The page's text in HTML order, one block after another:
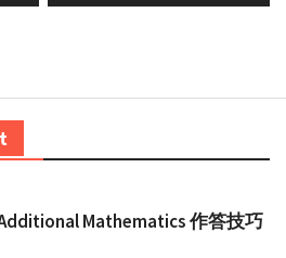
Mathematics 作答技巧